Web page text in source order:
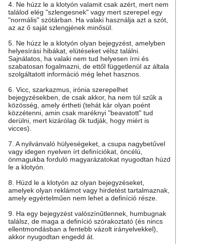
4. Ne húzz le a klotyón valamit csak azért, mert nem
találod elég "szlengesnek" vagy mert szerepel egy
"normális" szótárban. Ha valaki használja azt a szót,
az az ő saját szlengjének minősül.
5. Ne húzz le a klotyón olyan bejegyzést, amelyben
helyesírási hibákat, elütéseket vélsz találni.
Sajnálatos, ha valaki nem tud helyesen írni és
szabatosan fogalmazni, de ettől függetlenül az általa
szolgáltatott információ még lehet hasznos.
6. Vicc, szarkazmus, irónia szerepelhet
bejegyzésekben, de csak akkor, ha nem túl szűk a
közösség, amely értheti (tehát kár olyan poént
közzétenni, amin csak maréknyi "beavatott" tud
derülni, mert kizárólag ők tudják, hogy miért is
vicces).
7. A nyilvánvaló hülyeségeket, a csupa nagybetűvel
vagy idegen nyelven írt definíciókat, öncélú,
önmagukba forduló magyarázatokat nyugodtan húzd
le a klotyón.
8. Húzd le a klotyón az olyan bejegyzéseket,
amelyek olyan reklámot vagy hirdetést tartalmaznak,
amely egyértelműen nem lehet a definíció része.
9. Ha egy bejegyzést valószínűtlennek, humbugnak
találsz, de maga a definíció szórakoztató (és nincs
ellentmondásban a fentebb vázolt irányelvekkel),
akkor nyugodtan engedd át.